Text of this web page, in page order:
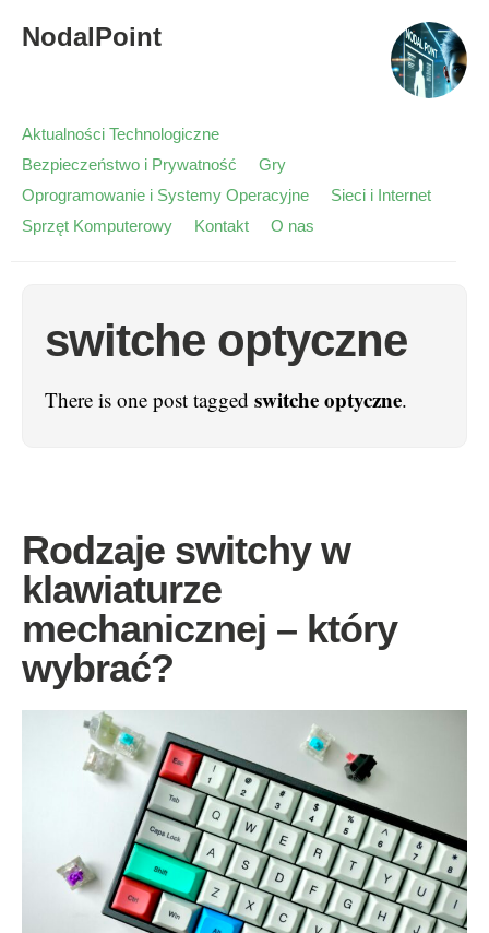
NodalPoint
Aktualności Technologiczne
Bezpieczeństwo i Prywatność
Gry
Oprogramowanie i Systemy Operacyjne
Sieci i Internet
Sprzęt Komputerowy
Kontakt O nas
switche optyczne
There is one post tagged switche optyczne.
Rodzaje switchy w
klawiaturze
mechanicznej – który
wybrać?